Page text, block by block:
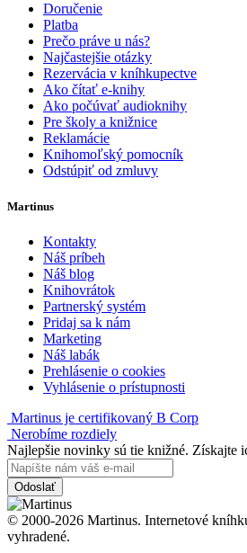
Doručenie
Platba
Prečo práve u nás?
Najčastejšie otázky
Rezervácia v kníhkupectve
Ako čítať e-knihy
Ako počúvať audioknihy
Pre školy a knižnice
Reklamácie
Knihomoľský pomocník
Odstúpiť od zmluvy
Martinus
Kontakty
Náš príbeh
Náš blog
Knihovrátok
Partnerský systém
Pridaj sa k nám
Marketing
Náš labák
Prehlásenie o cookies
Vyhlásenie o prístupnosti
Martinus je certifikovaný B Corp
Nerobíme rozdiely
Najlepšie novinky sú tie knižné. Získajte
Odoslať
© 2000-2026 Martinus. Internetové
vyhradené.